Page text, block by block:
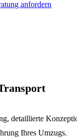
anfordern
detaillierte
Ihres Umzugs.